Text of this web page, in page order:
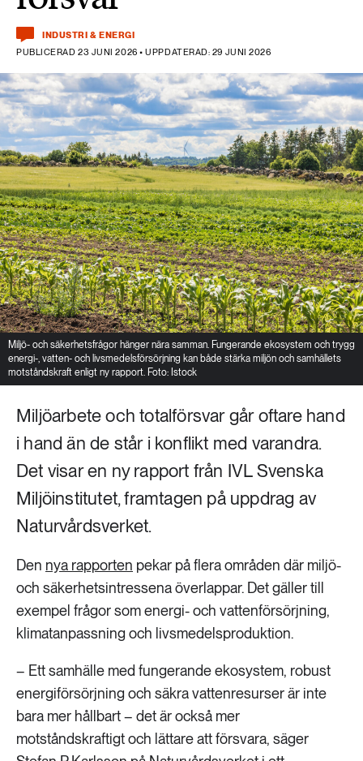
INDUSTRI & ENERGI
PUBLICERAD 23 JUNI 2026 • UPPDATERAD: 29 JUNI 2026
Miljö- och säkerhetsfrågor hänger nära samman. Fungerande ekosystem och trygg
energi-, vatten- och livsmedelsförsörjning kan både stärka miljön och samhällets
motståndskraft enligt ny rapport. Foto: Istock
Miljöarbete och totalförsvar går oftare hand
i hand än de står i konflikt med varandra.
Det visar en ny rapport från IVL Svenska
Miljöinstitutet, framtagen på uppdrag av
Naturvårdsverket.
Den nya rapporten pekar på flera områden där miljö-
och säkerhetsintressena överlappar. Det gäller till
exempel frågor som energi- och vattenförsörjning,
klimatanpassning och livsmedelsproduktion.
– Ett samhälle med fungerande ekosystem, robust
energiförsörjning och säkra vattenresurser är inte
bara mer hållbart – det är också mer
motståndskraftigt och lättare att försvara, säger